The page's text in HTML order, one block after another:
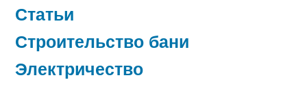
Статьи
Строительство бани
Электричество